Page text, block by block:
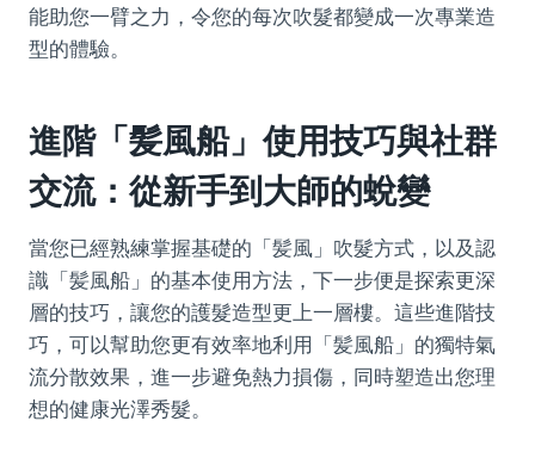
能助您一臂之力，令您的每次吹髮都變成一次專業造
型的體驗。
進階「髪風船」使用技巧與社群
交流：從新手到大師的蛻變
當您已經熟練掌握基礎的「髪風」吹髮方式，以及認
識「髪風船」的基本使用方法，下一步便是探索更深
層的技巧，讓您的護髮造型更上一層樓。這些進階技
巧，可以幫助您更有效率地利用「髪風船」的獨特氣
流分散效果，進一步避免熱力損傷，同時塑造出您理
想的健康光澤秀髮。